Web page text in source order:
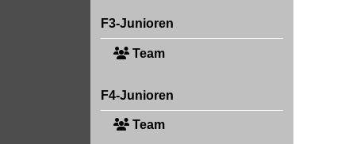
F3-Junioren
Team
F4-Junioren
Team